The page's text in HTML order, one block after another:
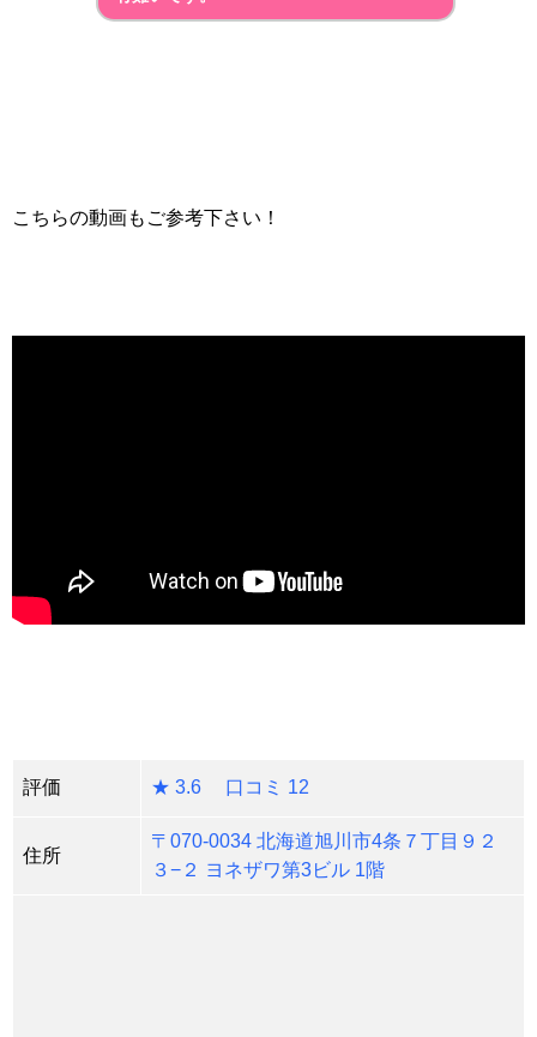
こちらの動画もご参考下さい！
評価 ★ 3.6 口コミ 12
住所
〒070-0034 北海道旭川市4条７丁目９２
３−２ ヨネザワ第3ビル 1階